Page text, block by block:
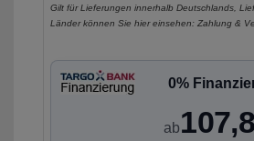
Gilt für Lieferungen innerhalb Deutschlands,
Länder können Sie hier einsehen: Zahlung &
0%
ab